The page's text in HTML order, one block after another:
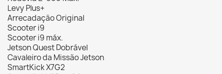
Levy Plus+
Arrecadação Original
Scooter i9
Scooter i9 máx.
Jetson Quest Dobrável
Cavaleiro da Missão Jetson
SmartKick X7G2